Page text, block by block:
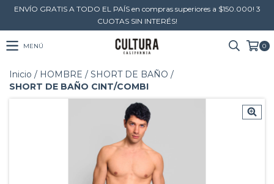
ENVÍO GRATIS A TODO EL PAÍS en compras superiores a $150.000! 3
CUOTAS SIN INTERÉS!
MENÚ 0
Inicio / HOMBRE / SHORT DE BAÑO /
SHORT DE BAÑO CINT/COMBI